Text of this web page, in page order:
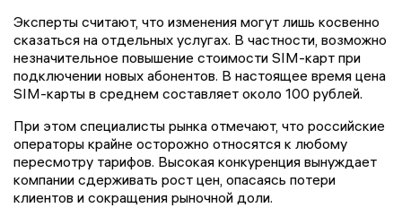
Эксперты считают, что изменения могут лишь косвенно
сказаться на отдельных услугах. В частности, возможно
незначительное повышение стоимости SIM-карт при
подключении новых абонентов. В настоящее время цена
SIM-карты в среднем составляет около 100 рублей.
При этом специалисты рынка отмечают, что российские
операторы крайне осторожно относятся к любому
пересмотру тарифов. Высокая конкуренция вынуждает
компании сдерживать рост цен, опасаясь потери
клиентов и сокращения рыночной доли.